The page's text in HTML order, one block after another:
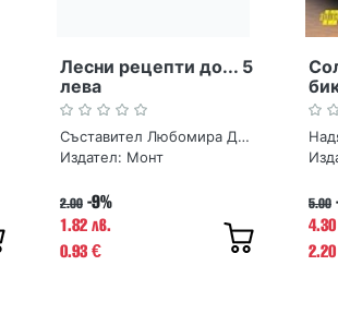
Лесни рецепти до... 5
лева
Съставител Любомира Дузова
Издател: Монт
2.00 -9%
1.82 лв.
0.93 €
5.00
2.20